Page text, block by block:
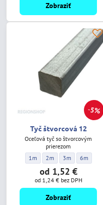
Zobraziť
5%
Tyč štvorcová 12
Oceľová tyč so štvorcovým
prierezom
Tyč štvorcová 12 - Dĺžka:
1m Tyč štvorcová 12 - Dĺžka:
2m Tyč štvorcová
3m Tyč
6m
od 1,52 €
od 1,24 € bez DPH
Zobraziť